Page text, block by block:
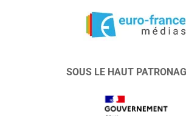
SOUS LE HAUT